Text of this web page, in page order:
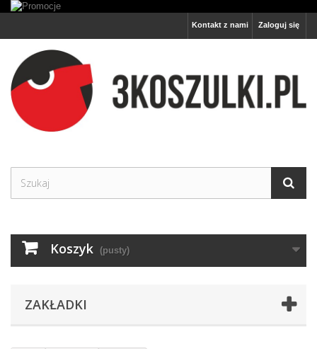
Zaloguj się
Kontakt z nami
Koszyk (pusty)
ZAKŁADKI